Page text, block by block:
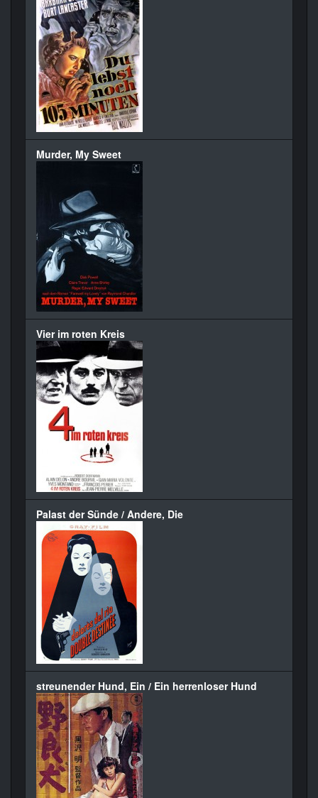
Murder, My Sweet
Vier im roten Kreis
Palast der Sünde / Andere, Die
streunender Hund, Ein / Ein herrenloser Hund